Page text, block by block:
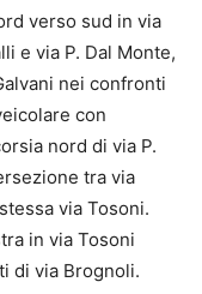
verso sud in via
e via P. Dal Monte,
nei confronti
con
nord di via P.
tra via
via Tosoni.
in via Tosoni
di via Brognoli.